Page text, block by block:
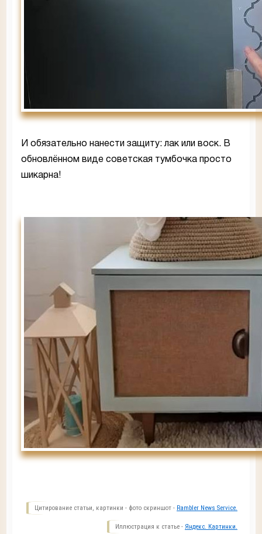
И обязательно нанести защиту: лак или воск. В
обновлённом виде советская тумбочка просто
шикарна!
Цитирование статьи, картинки - фото скриншот - Rambler News Service.
Иллюстрация к статье - Яндекс. Картинки.